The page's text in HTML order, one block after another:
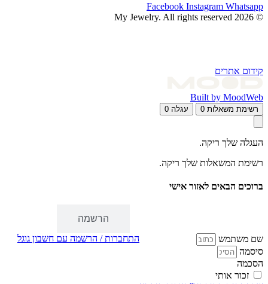
Facebook Instagram Whatsapp
© 2026 My Jewelry. All rights reserved
קידום אתרים
Built by MoodWeb
רשימת משאלות 0 עגלה 0
העגלה שלך ריקה.
רשימת המשאלות שלך ריקה.
ברוכים הבאים לאזור אישי
הרשמה
שם משתמש
סיסמה
הסכמה
זכור אותי
התחברות / הרשמה עם חשבון גוגל